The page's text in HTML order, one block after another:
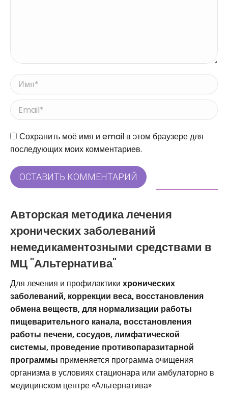
Имя *
Email *
СайтСохранить моё имя и email в этом браузере для
последующих моих комментариев.
ОСТАВИТЬ КОММЕНТАРИЙ
Авторская методика лечения
хронических заболеваний
немедикаментозными средствами в
МЦ "Альтернатива"
Для лечения и профилактики хронических
заболеваний, коррекции веса, восстановления
обмена веществ, для нормализации работы
пищеварительного канала, восстановления
работы печени, сосудов, лимфатической
системы, проведение противопаразитарной
программы применяется программа очищения
организма в условиях стационара или амбулаторно в
медицинском центре «Альтернатива»